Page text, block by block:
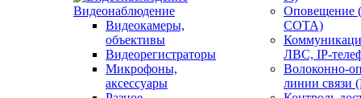
Видеонаблюдение
Видеокамеры,
объективы
Видеорегистраторы
Микрофоны,
аксессуары
СОТА)
ЛВС, IP-
Волоконно-
линии